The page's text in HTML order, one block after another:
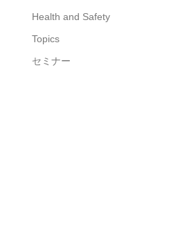
Health and Safety
Topics
セミナー